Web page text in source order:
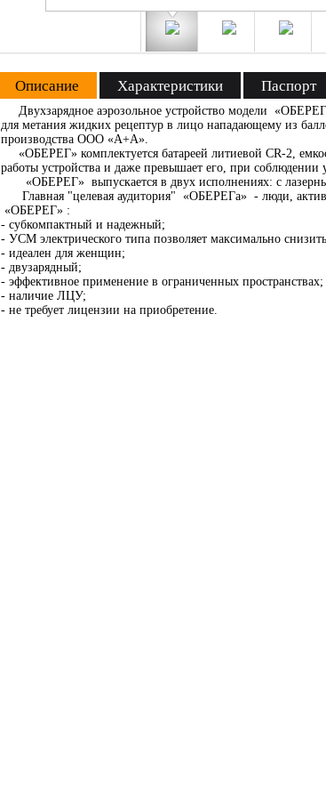
Описание Характеристики Паспорт
Двухзарядное аэрозольное устройство модели
для метания жидких рецептур в лицо нападающему из
производства ООО «А+А».
«ОБЕРЕГ» комплектуется батареей литиевой CR-2,
работы устройства и даже превышает его, при соблюдении
«ОБЕРЕГ» выпускается в двух исполнениях: с
Главная "целевая аудитория" «ОБЕРЕГа» - люди,
«ОБЕРЕГ» :
- субкомпактный и надежный;
- УСМ электрического типа позволяет максимально
- идеален для женщин;
- двузарядный;
- эффективное применение в ограниченных пространствах;
- наличие ЛЦУ;
- не требует лицензии на приобретение.